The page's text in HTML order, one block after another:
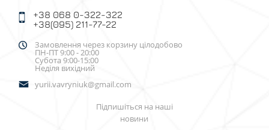
+38 068 0-322-322
+38(095) 211-77-22
Замовлення через корзину цілодобово
ПН-ПТ 9:00 - 20:00
Субота 9:00-15:00
Неділя вихідний
yurii.vavryniuk@gmail.com
Підпишіться на наші
новини